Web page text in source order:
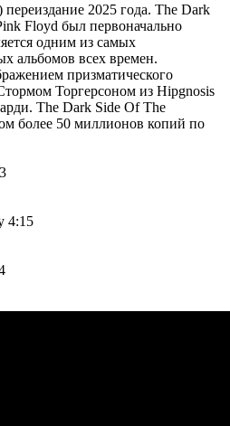
2025 года. The Dark
Floyd был первоначально
одним из самых
альбомов всех времен.
призматического
Торгерсоном из Hipgnosis
The Dark Side Of The
более 50 миллионов копий по
4:15